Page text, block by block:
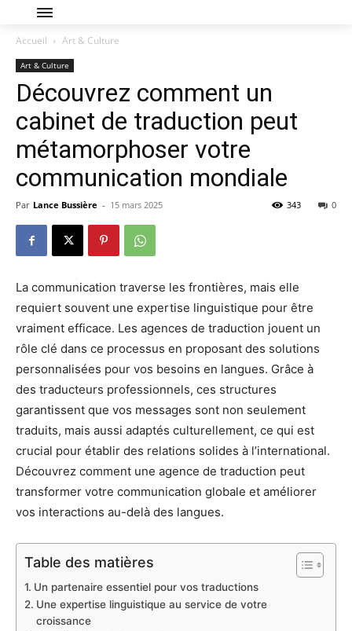
Accueil Art & Culture
Art & Culture
Découvrez comment un
cabinet de traduction peut
métamorphoser votre
communication mondiale
Par Lance Bussière - 15 mars 2025 0
343
La communication traverse les frontières, mais elle
requiert souvent une expertise linguistique pour être
vraiment efficace. Les agences de traduction jouent un
rôle clé dans ce processus en proposant des solutions
personnalisées pour vos besoins en langues. Grâce à
des traducteurs professionnels, ces structures
garantissent que vos messages sont non seulement
traduits, mais aussi adaptés culturellement, ce qui est
crucial pour établir des relations solides à l’international.
Découvrez comment une agence de traduction peut
transformer votre communication globale et améliorer
vos interactions au-delà des langues.
Table des matières
Un partenaire essentiel pour vos traductions
Une expertise linguistique au service de votre
croissance